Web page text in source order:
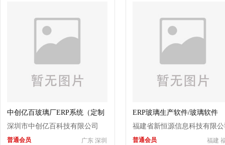
中创亿百玻璃厂ERP系统（定制
版）
深圳市中创亿百科技有限公司
广东 深圳
普通会员
ERP玻璃生产软件/玻璃软件
福建省新恒源信息科技有限
福建
普通会员